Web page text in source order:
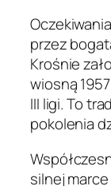
przez
Krośnie
wiosną
III ligi. To
pokolenia
silnej